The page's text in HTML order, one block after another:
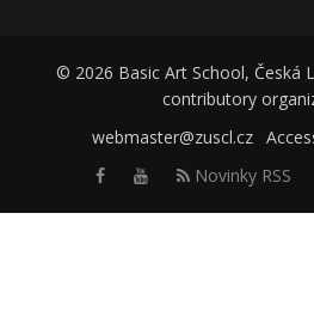
© 2026 Basic Art School, Česká
contributory
webmaster@zuscl.cz
FacebookYoutubeNovinky RSS